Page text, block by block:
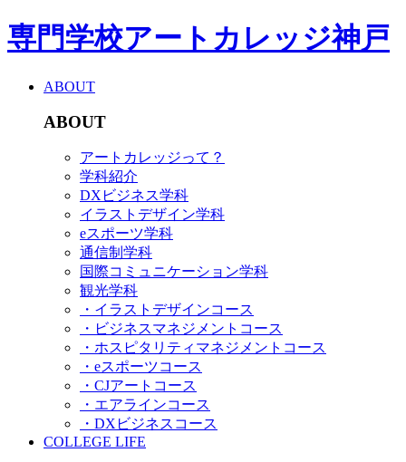
専門学校アートカレッジ神戸
ABOUT
ABOUT
アートカレッジって？
学科紹介
DXビジネス学科
イラストデザイン学科
eスポーツ学科
通信制学科
国際コミュニケーション学科
観光学科
・イラストデザインコース
・ビジネスマネジメントコース
・ホスピタリティマネジメントコース
・eスポーツコース
・CJアートコース
・エアラインコース
・DXビジネスコース
COLLEGE LIFE